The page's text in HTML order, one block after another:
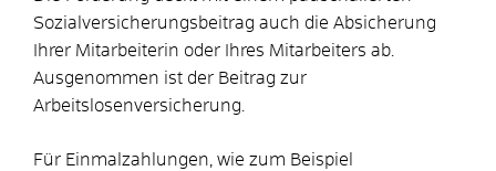
Sozialversicherungsbeitrag auch die Absicherung
Ihrer Mitarbeiterin oder Ihres Mitarbeiters ab.
Ausgenommen ist der Beitrag zur
Arbeitslosenversicherung.
Für Einmalzahlungen, wie zum Beispiel